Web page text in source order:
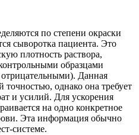
по степени окраски
сыворотка пациента. Это
плотность раствора,
образцами
Данная
точностью, однако она требует
и усилий. Для ускорения
на одно конкретное
Эта информация обычно
системе.